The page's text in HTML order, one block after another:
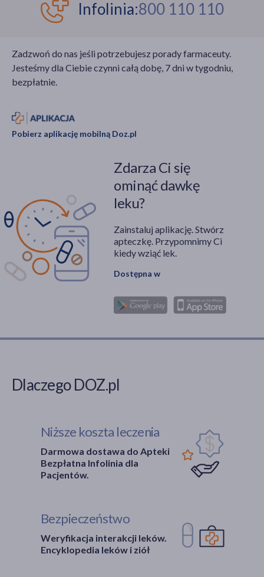
profilaktyki
immunologicznej
uzupełniającej
standardowe świadczenia podstawowej
opieki zdrowotnej
Eksperci podkreślają, że
to właśnie apteki stały
wyszczepialności w
kraju.
Infolinia:800 110 110
Zadzwoń do nas jeśli potrzebujesz porady farmaceuty.
Jesteśmy dla Ciebie czynni całą dobę, 7 dni w tygodniu,
bezpłatnie.
Pobierz aplikację mobilną Doz.pl
Zdarza Ci się
ominąć dawkę
leku?
Zainstaluj aplikację. Stwórz
apteczkę. Przypomnimy Ci
kiedy wziąć lek.
Dostępna w
Dlaczego DOZ.pl
Niższe koszta leczenia
Darmowa dostawa do Apteki
Bezpłatna Infolinia dla
Pacjentów.
Bezpieczeństwo
Weryfikacja interakcji leków.
Encyklopedia leków i ziół